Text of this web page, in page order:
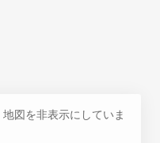
図を非表示にしていま